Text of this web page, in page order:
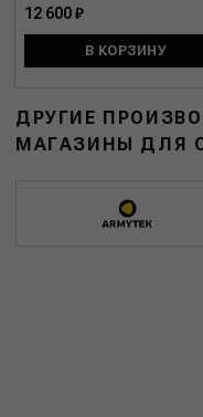
12 600 ₽
В КОРЗИНУ
ДРУГИЕ
МАГАЗИНЫ ДЛЯ